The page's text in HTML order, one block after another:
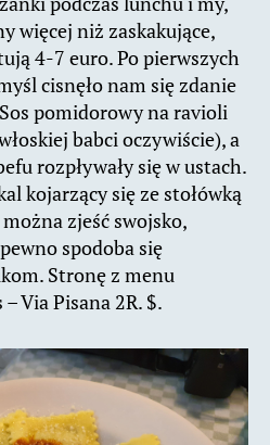
więcej niż zaskakujące,
4-7 euro. Po pierwszych
cisnęło nam się zdanie
pomidorowy na ravioli
babci oczywiście), a
rozpływały się w ustach.
kojarzący się ze stołówką
zjeść swojsko,
spodoba się
Stronę z menu
– Via Pisana 2R. $.